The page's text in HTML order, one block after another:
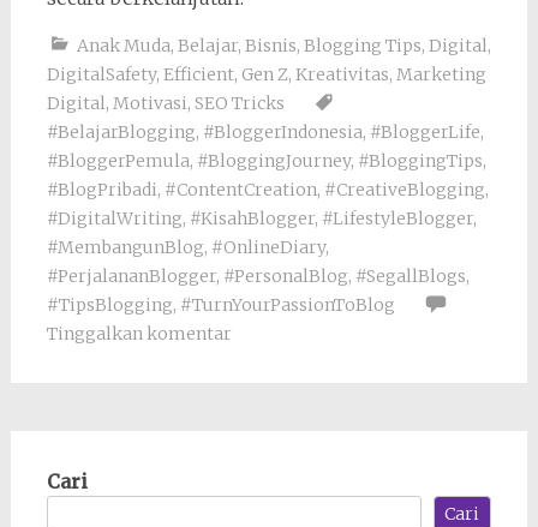
Anak Muda, Belajar, Bisnis, Blogging Tips, Digital,
DigitalSafety, Efficient, Gen Z, Kreativitas, Marketing
Digital, Motivasi, SEO Tricks
#BelajarBlogging, #BloggerIndonesia, #BloggerLife,
#BloggerPemula, #BloggingJourney, #BloggingTips,
#BlogPribadi, #ContentCreation, #CreativeBlogging,
#DigitalWriting, #KisahBlogger, #LifestyleBlogger,
#MembangunBlog, #OnlineDiary,
#PerjalananBlogger, #PersonalBlog, #SegallBlogs,
#TipsBlogging, #TurnYourPassionToBlog
Tinggalkan komentar
Cari
Cari